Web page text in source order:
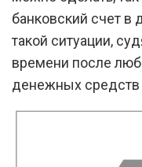
банковский счет в
такой ситуации,
времени после
денежных средств